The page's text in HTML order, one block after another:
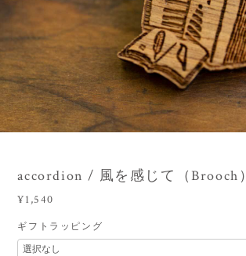
accordion / 風を感じて（Brooch）
¥1,540
ギフトラッピング